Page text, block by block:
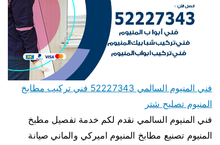
فني المنيوم السالمي 52227343 فني تركيب مطابخ
المنيوم تصليح شتر
فني المنيوم السالمي نقدم لكم خدمة تفصيل مطبخ
المنيوم تصنيع مطابخ المنيوم اميركي والماني صيانة